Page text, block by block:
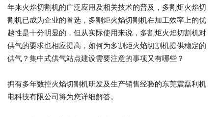
年来火焰切割机的广泛应用及相关技术的普及，多割炬火焰切
割机已成为企业的首选，多割炬火焰切割机在加工效率上的优
越性是十分明显的，但从实际使用来说，多割炬火焰切割机对
供气的要求也相应提高，如何为多割炬火焰切割机提供稳定的
供气？集中式供气站点建设需要注意的事项又有哪些？
拥有多年数控火焰切割机研发及生产销售经验的东莞震磊利机
电科技有限公司将为您详细解答。